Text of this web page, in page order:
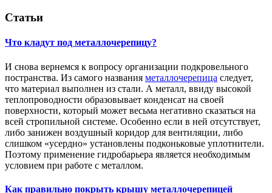
Статьи
Что кладут под металлочерепицу?
И снова вернемся к вопросу организации подкровельного
постранства. Из самого названия металлочерепица следует,
что материал выполнен из стали. А металл, ввиду высокой
теплопроводности образовывает конденсат на своей
поверхности, который может весьма негативно сказаться на
всей стропильной системе. Особенно если в ней отсутствует,
либо занижен воздушный коридор для вентиляции, либо
слишком «усердно» установлены подконьковые уплотнители.
Поэтому применение гидробарьера является необходимым
условием при работе с металлом.
Как правильно покрыть крышу металлочерепицей